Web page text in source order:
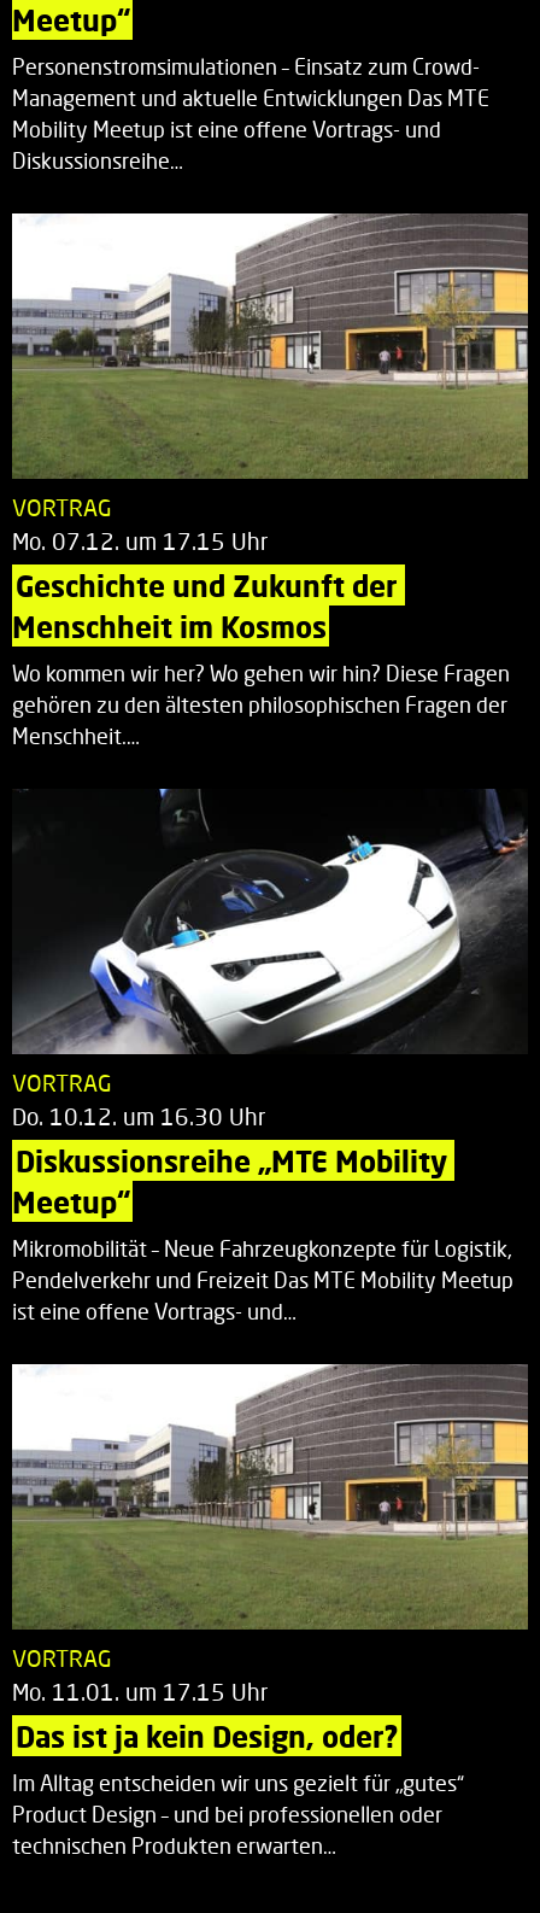
Meetup“
Personenstromsimulationen – Einsatz zum Crowd-
Management und aktuelle Entwicklungen Das MTE
Mobility Meetup ist eine offene Vortrags- und
Diskussionsreihe…
VORTRAG
Mo. 07.12. um 17.15 Uhr
Geschichte und Zukunft der
Menschheit im Kosmos
Wo kommen wir her? Wo gehen wir hin? Diese Fragen
gehören zu den ältesten philosophischen Fragen der
Menschheit.…
VORTRAG
Do. 10.12. um 16.30 Uhr
Diskussionsreihe „MTE Mobility
Meetup“
Mikromobilität – Neue Fahrzeugkonzepte für Logistik,
Pendelverkehr und Freizeit Das MTE Mobility Meetup
ist eine offene Vortrags- und…
VORTRAG
Mo. 11.01. um 17.15 Uhr
Das ist ja kein Design, oder?
Im Alltag entscheiden wir uns gezielt für „gutes“
Product Design – und bei professionellen oder
technischen Produkten erwarten…